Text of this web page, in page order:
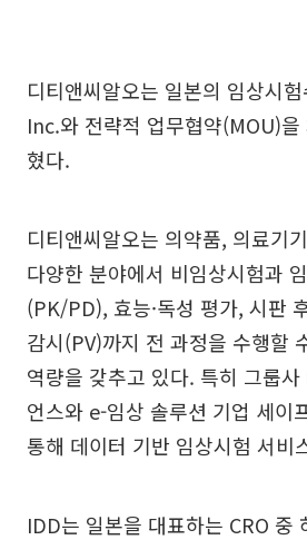
디티앤씨알오는 일본의 임상시
Inc.와 전략적 업무협약(MOU)
혔다.
디티앤씨알오는 의약품, 의료기
다양한 분야에서 비임상시험과
(PK/PD), 효능·독성 평가, 시판
감시(PV)까지 전 과정을 수행할
역량을 갖추고 있다. 특히 그룹
언스와 e-임상 솔루션 기업 세이
통해 데이터 기반 임상시험 서비
IDD는 일본을 대표하는 CRO 중